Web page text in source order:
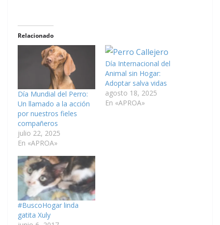
Relacionado
Día Mundial del Perro:
Un llamado a la acción
por nuestros fieles
compañeros
julio 22, 2025
En «APROA»
Día Internacional del
Animal sin Hogar:
Adoptar salva vidas
agosto 18, 2025
En «APROA»
#BuscoHogar linda
gatita Xuly